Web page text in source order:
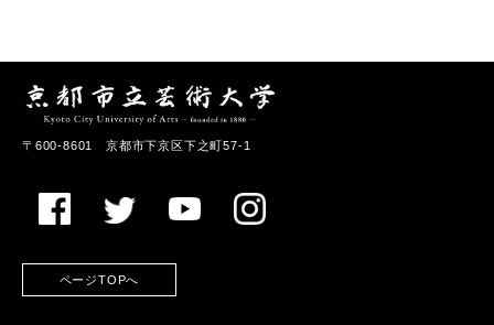
〒600-8601 京都市下京区下之町57-1
ページTOPへ